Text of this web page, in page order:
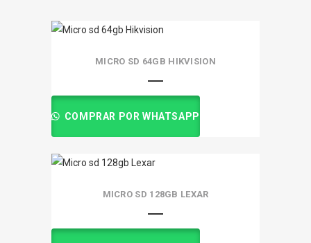
MICRO SD 64GB HIKVISION
COMPRAR POR WHATSAPP
MICRO SD 128GB LEXAR